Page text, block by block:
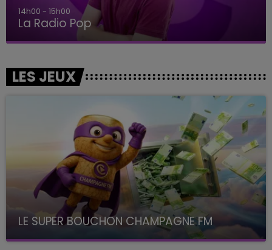
14h00 - 15h00
La Radio Pop
LES JEUX
LE SUPER BOUCHON CHAMPAGNE FM
avec La Famille Champagne FM, à 8H10